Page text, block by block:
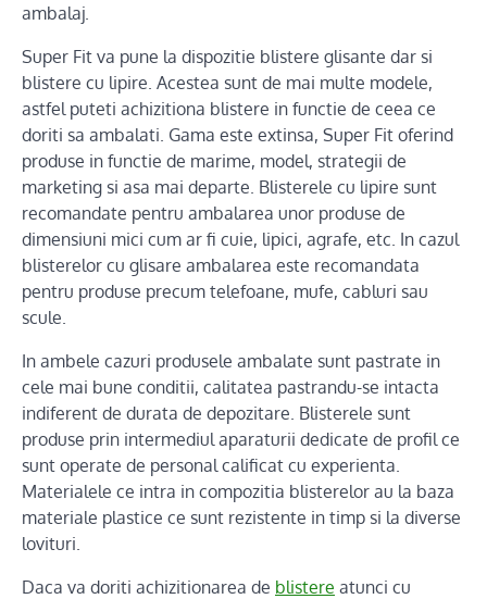
ambalaj.
Super Fit va pune la dispozitie blistere glisante dar si
blistere cu lipire. Acestea sunt de mai multe modele,
astfel puteti achizitiona blistere in functie de ceea ce
doriti sa ambalati. Gama este extinsa, Super Fit oferind
produse in functie de marime, model, strategii de
marketing si asa mai departe. Blisterele cu lipire sunt
recomandate pentru ambalarea unor produse de
dimensiuni mici cum ar fi cuie, lipici, agrafe, etc. In cazul
blisterelor cu glisare ambalarea este recomandata
pentru produse precum telefoane, mufe, cabluri sau
scule.
In ambele cazuri produsele ambalate sunt pastrate in
cele mai bune conditii, calitatea pastrandu-se intacta
indiferent de durata de depozitare. Blisterele sunt
produse prin intermediul aparaturii dedicate de profil ce
sunt operate de personal calificat cu experienta.
Materialele ce intra in compozitia blisterelor au la baza
materiale plastice ce sunt rezistente in timp si la diverse
lovituri.
Daca va doriti achizitionarea de blistere atunci cu